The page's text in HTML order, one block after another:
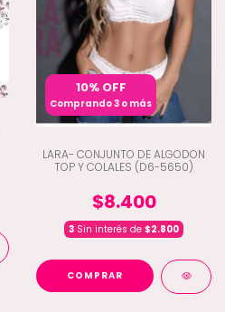
10% OFF
Comprando 3 o más
LARA- CONJUNTO DE ALGODON
TOP Y COLALES (D6-5650)
$8.400
3 Sin interés de $2.800
COMPRAR